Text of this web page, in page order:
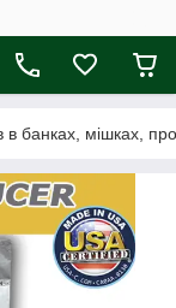
в банках, мішках,